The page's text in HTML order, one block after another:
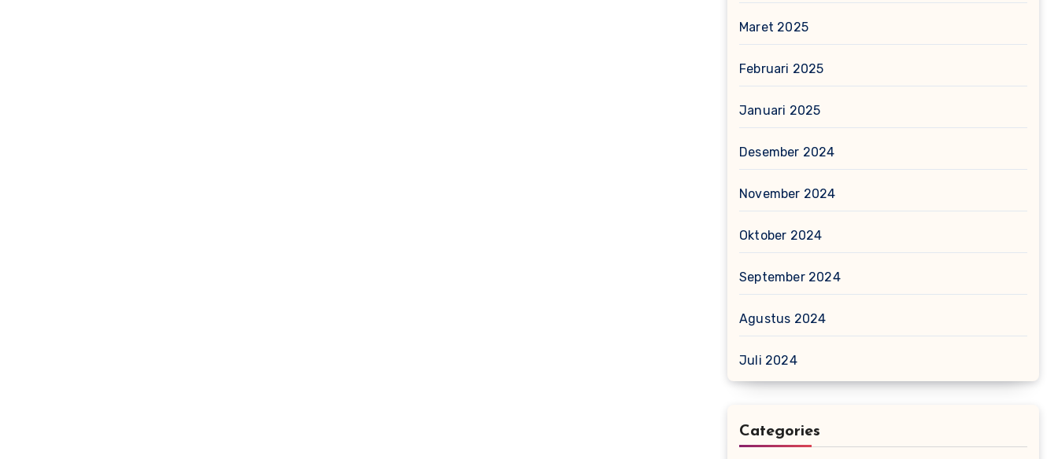
Maret 2025
Februari 2025
Januari 2025
Desember 2024
November 2024
Oktober 2024
September 2024
Agustus 2024
Juli 2024
Categories